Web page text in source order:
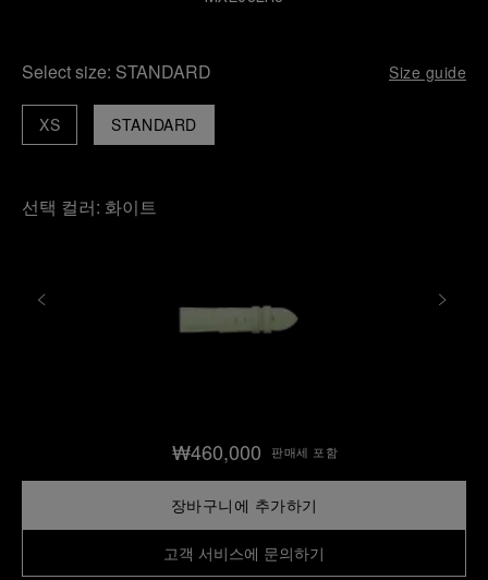
Select size: STANDARD Size guide
STANDARD
XS
선택 컬러: 화이트
₩460,000 판매세 포함
장바구니에 추가하기
고객 서비스에 문의하기